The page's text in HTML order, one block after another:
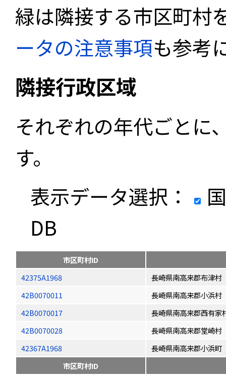
緑は隣接する市区町村
ータの注意事項も参考
隣接行政区域
それぞれの年代ごとに
す。
表示データ選択：
DB
市区町村ID
42375A1968
長崎県南高来郡布津村
42B0070011
長崎県南高来郡小浜村
42B0070017
長崎県南高来郡西有家
42B0070028
長崎県南高来郡堂崎村
42367A1968
長崎県南高来郡小浜町
市区町村ID